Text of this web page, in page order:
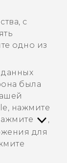
с
одно из
была
, нажмите
,
для